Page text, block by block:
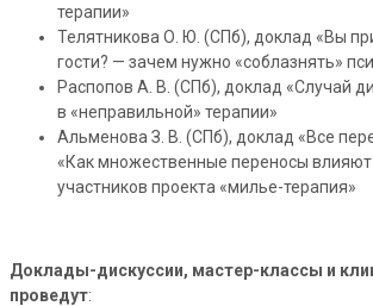
терапии»
Телятникова О. Ю. (СПб), доклад «Вы
гости? — зачем нужно «соблазнять»
Распопов А. В. (СПб), доклад «Случай
в «неправильной» терапии»
Альменова З. В. (СПб), доклад «Все
«Как множественные переносы
участников проекта «милье-терапия»
Доклады-дискуссии, мастер-классы и
проведут: